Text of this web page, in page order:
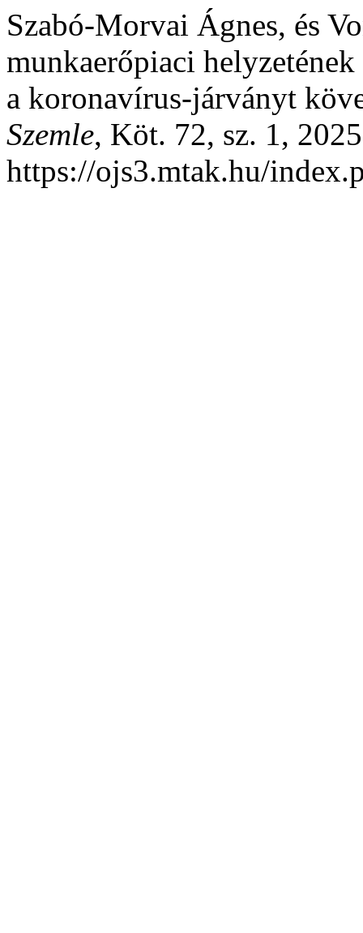
Szabó-Morvai Ágnes, és
munkaerőpiaci
a koronavírus-járványt
Szemle, Köt. 72, sz. 1,
https://ojs3.mtak.hu/